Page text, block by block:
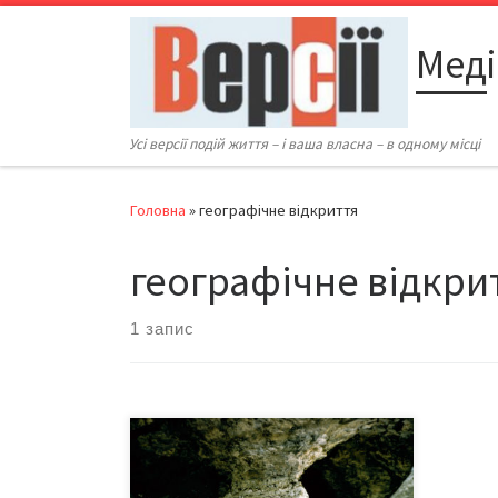
Перейти до вмісту
Усі версії подій життя – і ваша власна – в одному місці
Головна »географічне відкриття
географічне
1 запис
Вона стала національною гордістю
нашої країни, увійшовши до десяти
найпротяжніших печер світу й